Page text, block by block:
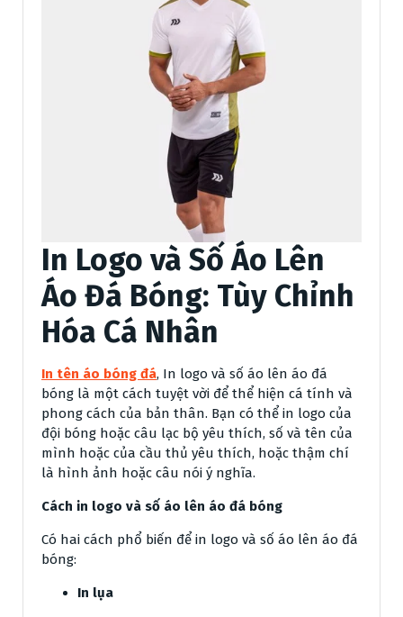
In Logo và Số Áo Lên
Áo Đá Bóng: Tùy Chỉnh
Hóa Cá Nhân
In tên áo bóng đá, In logo và số áo lên áo đá
bóng là một cách tuyệt vời để thể hiện cá tính và
phong cách của bản thân. Bạn có thể in logo của
đội bóng hoặc câu lạc bộ yêu thích, số và tên của
mình hoặc của cầu thủ yêu thích, hoặc thậm chí
là hình ảnh hoặc câu nói ý nghĩa.
Cách in logo và số áo lên áo đá bóng
Có hai cách phổ biến để in logo và số áo lên áo đá
bóng:
In lụa